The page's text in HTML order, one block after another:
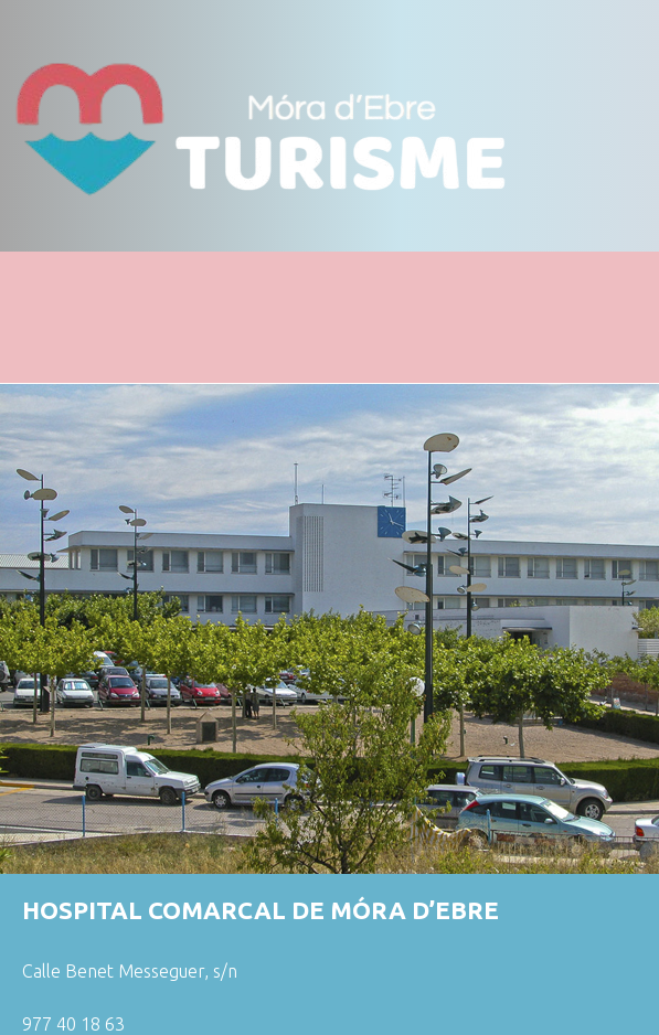
HOSPITAL COMARCAL DE MÓRA D’EBRE
Calle Benet Messeguer, s/n
977 40 18 63